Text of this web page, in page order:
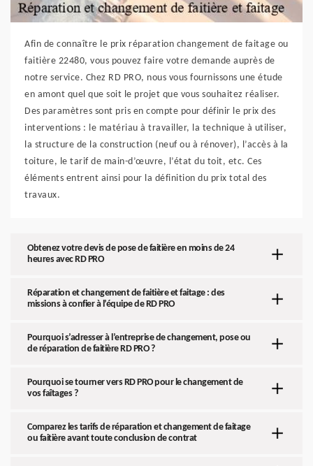
Afin de connaître le prix réparation changement de faitage ou
faitière 22480, vous pouvez faire votre demande auprès de
notre service. Chez RD PRO, nous vous fournissons une étude
en amont quel que soit le projet que vous souhaitez réaliser.
Des paramètres sont pris en compte pour définir le prix des
interventions : le matériau à travailler, la technique à utiliser,
la structure de la construction (neuf ou à rénover), l’accès à la
toiture, le tarif de main-d’œuvre, l’état du toit, etc. Ces
éléments entrent ainsi pour la définition du prix total des
travaux.
Obtenez votre devis de pose de faitière en moins de 24
heures avec RD PRO
Réparation et changement de faitière et faitage : des
missions à confier à l’équipe de RD PRO
Pourquoi s’adresser à l’entreprise de changement, pose ou
de réparation de faitière RD PRO ?
Pourquoi se tourner vers RD PRO pour le changement de
vos faîtages ?
Comparez les tarifs de réparation et changement de faitage
ou faitière avant toute conclusion de contrat